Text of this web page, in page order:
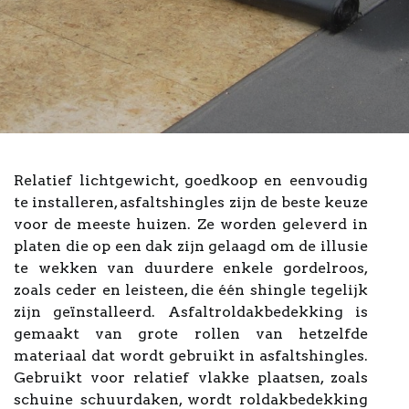
Relatief lichtgewicht, goedkoop en eenvoudig
te installeren, asfaltshingles zijn de beste keuze
voor de meeste huizen. Ze worden geleverd in
platen die op een dak zijn gelaagd om de illusie
te wekken van duurdere enkele gordelroos,
zoals ceder en leisteen, die één shingle tegelijk
zijn geïnstalleerd. Asfaltroldakbedekking is
gemaakt van grote rollen van hetzelfde
materiaal dat wordt gebruikt in asfaltshingles.
Gebruikt voor relatief vlakke plaatsen, zoals
schuine schuurdaken, wordt roldakbedekking